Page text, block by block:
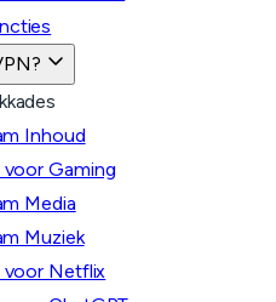
Inhoud
Gaming
Media
Muziek
voor Netflix